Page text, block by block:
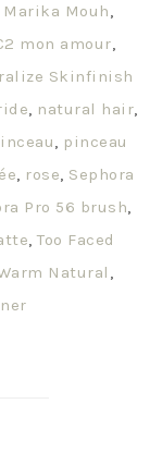
Marika Mouh,
mon amour,
Skinfinish
, natural hair,
, pinceau
, rose, Sephora
Pro 56 brush,
,Too Faced
Natural ,